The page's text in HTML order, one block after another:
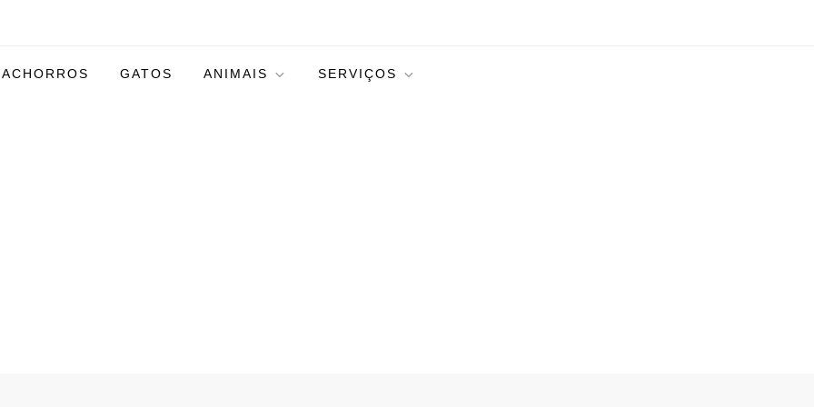
GATOS ANIMAIS SERVIÇOS